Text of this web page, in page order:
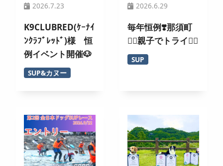
2026.7.23
K9CLUBRED(ｹｰﾅｲ
ﾝｸﾗﾌﾞﾚｯﾄﾞ)様 恒
例イベント開催🐶
SUP&カヌー
2026.6.29
毎年恒例❣️那須町
🏄‍♀️親子でトライ🚣‍♂️
SUP